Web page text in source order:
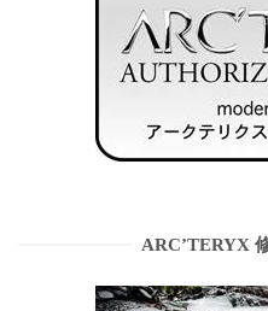
ARC’TERYX